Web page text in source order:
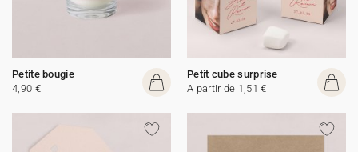
Petite bougie
4,90 €
Petit cube surprise
A partir de 1,51 €